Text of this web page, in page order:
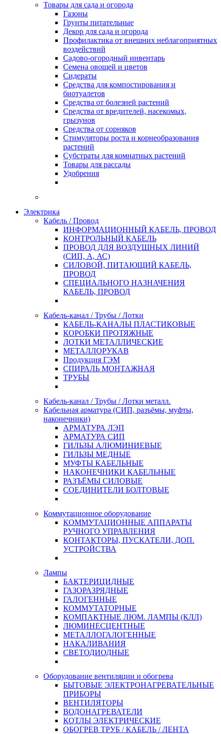
Товары для сада и огорода
Газоны
Грунты питательные
Декор для сада и огорода
Профилактика от внешних неблагоприятных
воздействий
Садово-огородный инвентарь
Семена овощей и цветов
Сидераты
Средства для компостирования и
биотуалетов
Средства от болезней растений
Средства от вредителей, насекомых,
грызунов
Средства от сорняков
Стимуляторы роста и корнеобразования
растений
Субстраты для комнатных растений
Товары для рассады
Удобрения
Электрика
Кабель / Провод
ИНФОРМАЦИОННЫЙ КАБЕЛЬ, ПРОВОД
КОНТРОЛЬНЫЙ КАБЕЛЬ
ПРОВОД ДЛЯ ВОЗДУШНЫХ ЛИНИЙ
(СИП, А, АС)
СИЛОВОЙ, ПИТАЮЩИЙ КАБЕЛЬ,
ПРОВОД
СПЕЦИАЛЬНОГО НАЗНАЧЕНИЯ
КАБЕЛЬ, ПРОВОД
Кабель-канал / Трубы / Лотки
КАБЕЛЬ-КАНАЛЫ ПЛАСТИКОВЫЕ
КОРОБКИ ПРОТЯЖНЫЕ
ЛОТКИ МЕТАЛЛИЧЕСКИЕ
МЕТАЛЛОРУКАВ
Продукция ГЭМ
СПИРАЛЬ МОНТАЖНАЯ
ТРУБЫ
Кабель-канал / Трубы / Лотки металл.
Кабельная арматура (СИП, разъёмы, муфты,
наконечники)
АРМАТУРА ЛЭП
АРМАТУРА СИП
ГИЛЬЗЫ АЛЮМИНИЕВЫЕ
ГИЛЬЗЫ МЕДНЫЕ
МУФТЫ КАБЕЛЬНЫЕ
НАКОНЕЧНИКИ КАБЕЛЬНЫЕ
РАЗЪЁМЫ СИЛОВЫЕ
СОЕДИНИТЕЛИ БОЛТОВЫЕ
Коммутационное оборудование
КОММУТАЦИОННЫЕ АППАРАТЫ
РУЧНОГО УПРАВЛЕНИЯ
КОНТАКТОРЫ, ПУСКАТЕЛИ, ДОП.
УСТРОЙСТВА
Лампы
БАКТЕРИЦИДНЫЕ
ГАЗОРАЗРЯДНЫЕ
ГАЛОГЕННЫЕ
КОММУТАТОРНЫЕ
КОМПАКТНЫЕ ЛЮМ. ЛАМПЫ (КЛЛ)
ЛЮМИНЕСЦЕНТНЫЕ
МЕТАЛЛОГАЛОГЕННЫЕ
НАКАЛИВАНИЯ
СВЕТОДИОДНЫЕ
Оборудование вентиляции и обогрева
БЫТОВЫЕ ЭЛЕКТРОНАГРЕВАТЕЛЬНЫЕ
ПРИБОРЫ
ВЕНТИЛЯТОРЫ
ВОДОНАГРЕВАТЕЛИ
КОТЛЫ ЭЛЕКТРИЧЕСКИЕ
ОБОГРЕВ ТРУБ / КАБЕЛЬ / ЛЕНТА